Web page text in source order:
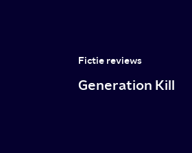
Fictie reviews
Generation Kill